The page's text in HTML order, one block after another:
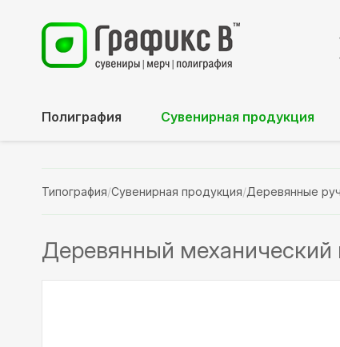
Полиграфия Сувенирная продукция
Типография/Сувенирная продукция/Деревянные
Деревянный механический